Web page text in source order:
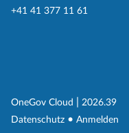
+41 41 377 11 61
OneGov Cloud (External Link)
2026.39
Datenschutz (External Link)
Anmelden